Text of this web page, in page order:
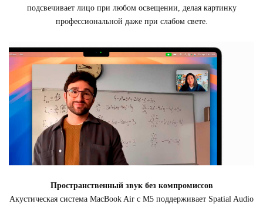
подсвечивает лицо при любом освещении, делая картинку
профессиональной даже при слабом свете.
Пространственный звук без компромиссов
Акустическая система MacBook Air с M5 поддерживает Spatial Audio